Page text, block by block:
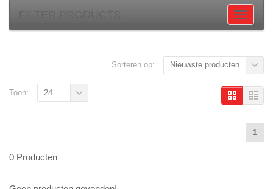
Sorteren op: Nieuwste producten
1
Toon: 24
0 Producten